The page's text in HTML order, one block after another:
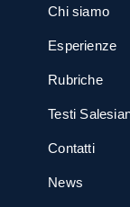
Chi siamo
Esperienze
Rubriche
Testi
Contatti
News